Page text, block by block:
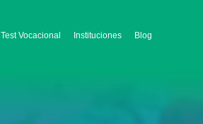
Test Vocacional Instituciones Blog